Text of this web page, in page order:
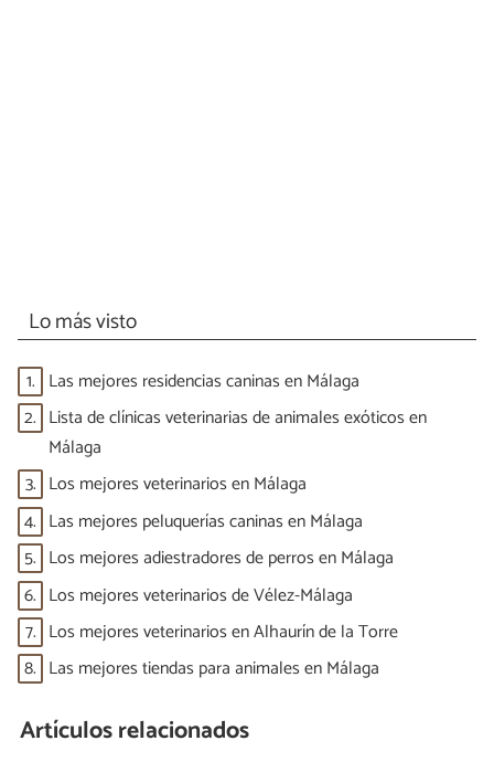
Lo más visto
1. Las mejores residencias caninas en Málaga
2. Lista de clínicas veterinarias de animales exóticos en
Málaga
3. Los mejores veterinarios en Málaga
4. Las mejores peluquerías caninas en Málaga
5. Los mejores adiestradores de perros en Málaga
6. Los mejores veterinarios de Vélez-Málaga
7. Los mejores veterinarios en Alhaurín de la Torre
8. Las mejores tiendas para animales en Málaga
Artículos relacionados